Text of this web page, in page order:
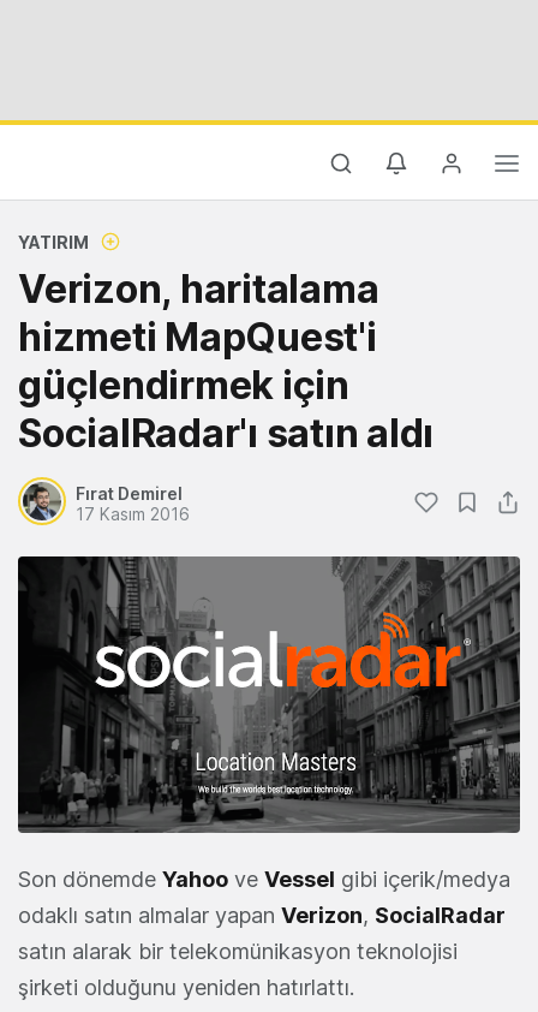
YATIRIM
Verizon, haritalama
hizmeti MapQuest'i
güçlendirmek için
SocialRadar'ı satın aldı
Fırat Demirel
17 Kasım 2016
Son dönemde Yahoo ve Vessel gibi içerik/medya
odaklı satın almalar yapan Verizon, SocialRadar
satın alarak bir telekomünikasyon teknolojisi
şirketi olduğunu yeniden hatırlattı.